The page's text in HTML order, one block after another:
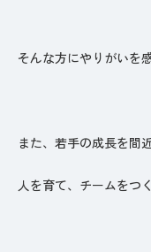
そんな方にやりがいを
また、若手の成長を間
人を育て、チームをつ